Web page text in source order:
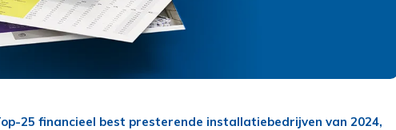
25 financieel best presterende installatiebedrijven van 2024,